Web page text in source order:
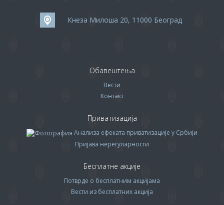
Кнеза Милоша 20, 11000 Београд
Обавештења
Вести
Контакт
Приватизација
Анализа ефеката приватизације у Србији
Пријава нерегуларности
Бесплатне акције
Потврде о бесплатним акцијама
Вести из бесплатних акција